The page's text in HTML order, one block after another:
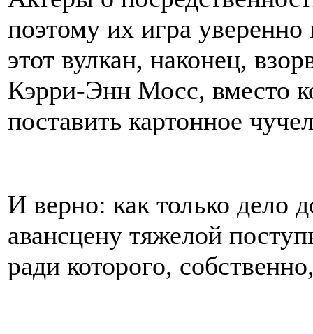
поэтому их игра
этот вулкан, наконец,
Кэрри-Энн Мосс, вместо
поставить картонное
И верно: как только дело
авансцену тяжелой
ради которого,